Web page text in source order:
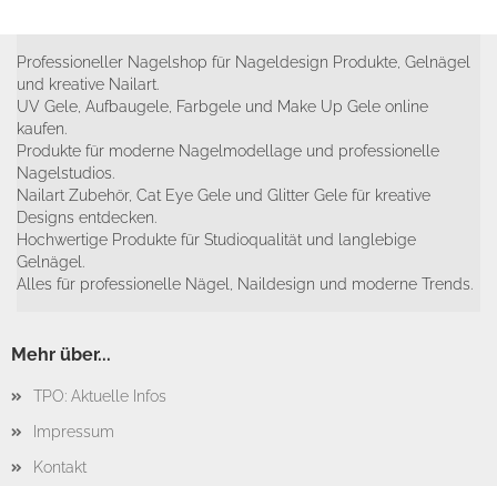
Professioneller Nagelshop für Nageldesign Produkte, Gelnägel
und kreative Nailart.
UV Gele, Aufbaugele, Farbgele und Make Up Gele online
kaufen.
Produkte für moderne Nagelmodellage und professionelle
Nagelstudios.
Nailart Zubehör, Cat Eye Gele und Glitter Gele für kreative
Designs entdecken.
Hochwertige Produkte für Studioqualität und langlebige
Gelnägel.
Alles für professionelle Nägel, Naildesign und moderne Trends.
Mehr über...
TPO: Aktuelle Infos
Impressum
Kontakt